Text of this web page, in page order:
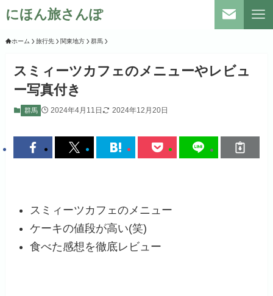
にほん旅さんぽ
ホーム 旅行先 関東地方 群馬
スミィーツカフェのメニューやレビュ
ー写真付き
群馬 2024年4月11日 2024年12月20日
スミィーツカフェのメニュー
ケーキの値段が高い(笑)
食べた感想を徹底レビュー